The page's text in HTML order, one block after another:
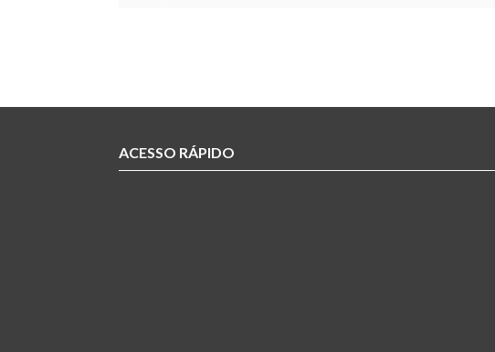
ACESSO RÁPIDO